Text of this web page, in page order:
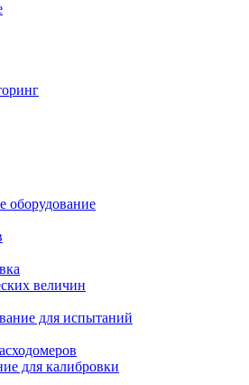
оборудование
величин
для испытаний
для калибровки